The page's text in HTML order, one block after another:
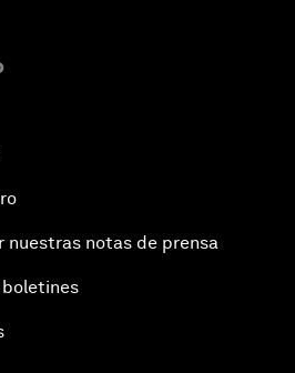
nuestras notas de prensa